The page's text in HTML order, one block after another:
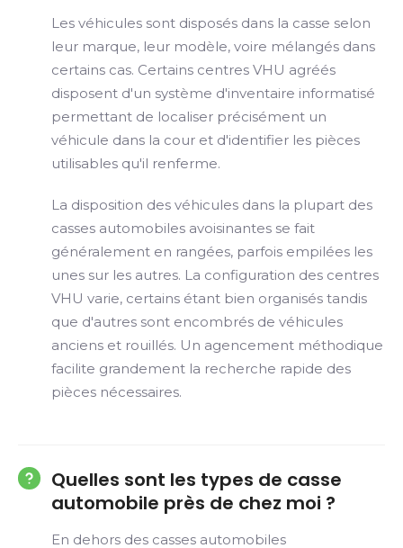
Les véhicules sont disposés dans la casse selon
leur marque, leur modèle, voire mélangés dans
certains cas. Certains centres VHU agréés
disposent d'un système d'inventaire informatisé
permettant de localiser précisément un
véhicule dans la cour et d'identifier les pièces
utilisables qu'il renferme.
La disposition des véhicules dans la plupart des
casses automobiles avoisinantes se fait
généralement en rangées, parfois empilées les
unes sur les autres. La configuration des centres
VHU varie, certains étant bien organisés tandis
que d'autres sont encombrés de véhicules
anciens et rouillés. Un agencement méthodique
facilite grandement la recherche rapide des
pièces nécessaires.
Quelles sont les types de casse
automobile près de chez moi ?
En dehors des casses automobiles